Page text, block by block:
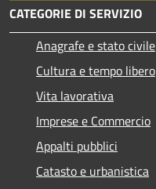
CATEGORIE DI SERVIZIO
Anagrafe e stato civile
Cultura e tempo libero
Vita lavorativa
Imprese e Commercio
Appalti pubblici
Catasto e urbanistica